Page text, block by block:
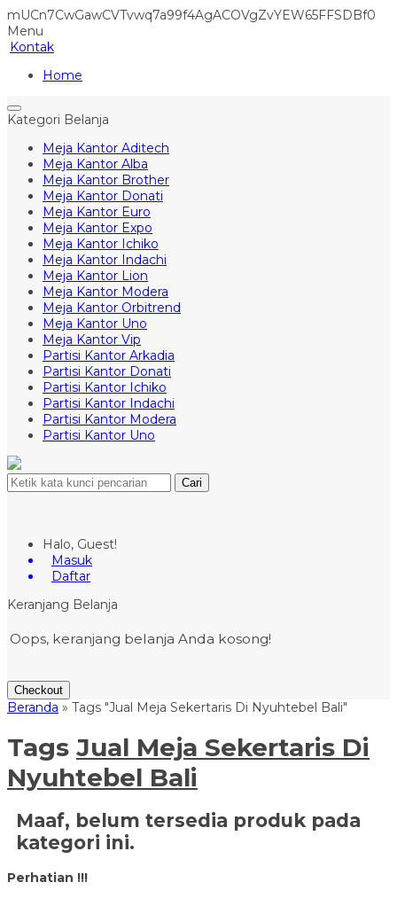
mUCn7CwGawCVTvwq7a99f4AgACOVgZvYEW65FFSDBf0
Menu
Kontak
Home
Kategori Belanja
Meja Kantor Aditech
Meja Kantor Alba
Meja Kantor Brother
Meja Kantor Donati
Meja Kantor Euro
Meja Kantor Expo
Meja Kantor Ichiko
Meja Kantor Indachi
Meja Kantor Lion
Meja Kantor Modera
Meja Kantor Orbitrend
Meja Kantor Uno
Meja Kantor Vip
Partisi Kantor Arkadia
Partisi Kantor Donati
Partisi Kantor Ichiko
Partisi Kantor Indachi
Partisi Kantor Modera
Partisi Kantor Uno
Cari
Halo, Guest!
Masuk
Daftar
Keranjang Belanja
Oops, keranjang belanja Anda kosong!
Checkout
Beranda » Tags "Jual Meja Sekertaris Di Nyuhtebel Bali"
Tags Jual Meja Sekertaris Di
Nyuhtebel Bali
Maaf, belum tersedia produk pada
kategori ini.
Perhatian !!!